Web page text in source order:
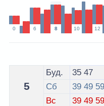
0 6 8 10 12
Расписание 147
5
Буд. 35 47
Сб
39 49 59
Вс
39 49 59